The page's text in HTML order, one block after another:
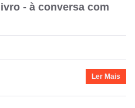
- à conversa com
Ler Mais